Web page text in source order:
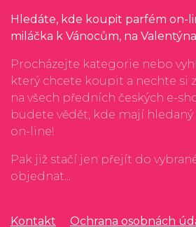
Hledáte, kde koupit parfém on-
miláčka k Vánocům, na
Procházejte kategorie nebo
který chcete koupit a nechte si
na všech předních českých e-
budete vědět, kde mají
on-line!
Pak již stačí jen přejít do
objednat...
Kontakt Ochrana osobnách